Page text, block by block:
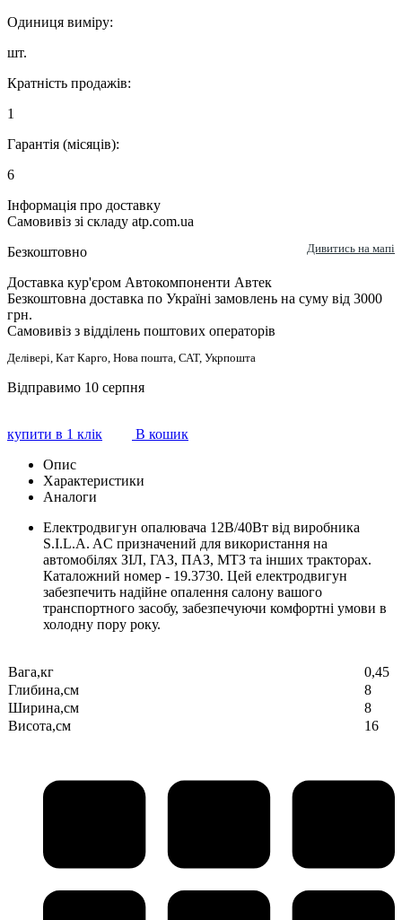
Одиниця виміру:
шт.
Кратність продажів:
1
Гарантія (місяців):
6
Інформація про доставку
Самовивіз зі складу atp.com.ua
Безкоштовно
Дивитись на мапі
Доставка кур'єром Автокомпоненти Автек
Безкоштовна доставка по Україні замовлень на суму від 3000
грн.
Самовивіз з відділень поштових операторів
Делівері, Кат Карго, Нова пошта, САТ, Укрпошта
Відправимо 10 серпня
купити в 1 клік
В кошик
Опис
Характеристики
Аналоги
Електродвигун опалювача 12В/40Вт від виробника
S.I.L.A. AC призначений для використання на
автомобілях ЗІЛ, ГАЗ, ПАЗ, МТЗ та інших тракторах.
Каталожний номер - 19.3730. Цей електродвигун
забезпечить надійне опалення салону вашого
транспортного засобу, забезпечуючи комфортні умови в
холодну пору року.
Вага,кг
0,45
Глибина,см
8
Ширина,см
8
Висота,см
16